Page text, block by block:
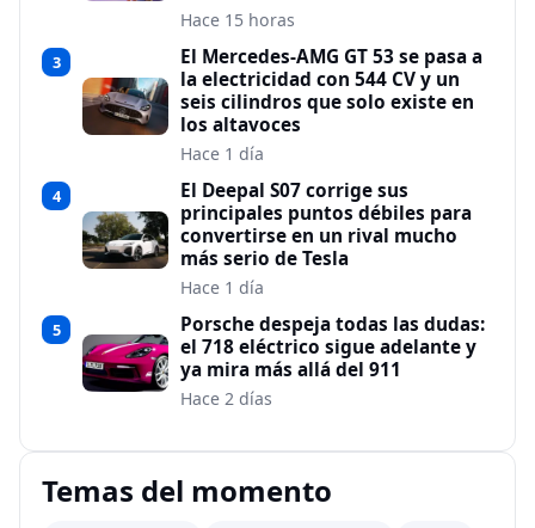
Hace 15 horas
3
El Mercedes-AMG GT 53 se pasa a
la electricidad con 544 CV y un
seis cilindros que solo existe en
los altavoces
Hace 1 día
4
El Deepal S07 corrige sus
principales puntos débiles para
convertirse en un rival mucho
más serio de Tesla
Hace 1 día
5
Porsche despeja todas las dudas:
el 718 eléctrico sigue adelante y
ya mira más allá del 911
Hace 2 días
Temas del momento